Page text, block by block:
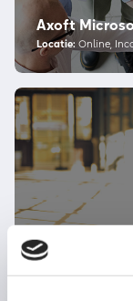
Axoft
Locatie: Online,
Axoft 5